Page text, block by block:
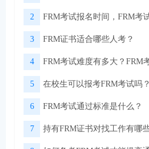
2 FRM考试报名时间，FRM考
3 FRM证书适合哪些人考？
4 FRM考试难度有多大？FRM
5 在校生可以报考FRM考试吗？
6 FRM考试通过标准是什么？
7 持有FRM证书对找工作有哪